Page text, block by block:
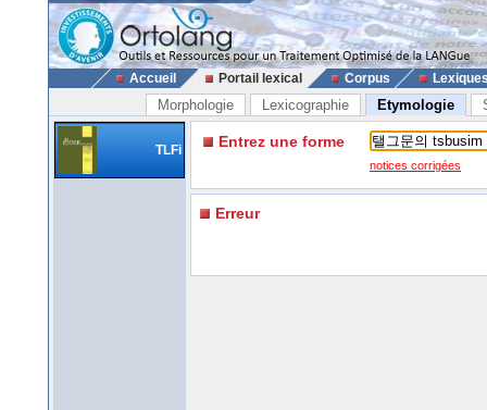
Accueil Portail lexical Corpus
Morphologie Lexicographie Etymologie
TLFi Entrez une forme
notices corrigées
Erreur